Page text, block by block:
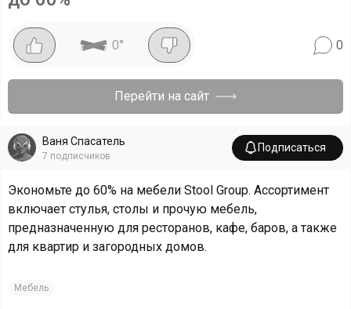
0° 0
Перейти на сайт
Ваня Спасатель
7 подписчиков
Подписаться
Экономьте до 60% на мебели Stool Group. Ассортимент
включает стулья, столы и прочую мебель,
предназначенную для ресторанов, кафе, баров, а также
для квартир и загородных домов.
Мебель